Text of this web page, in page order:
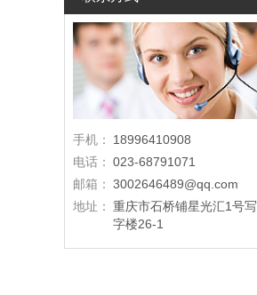
手机：
18996410908
电话： 023-68791071
邮箱： 3002646489@qq.com
地址： 重庆市石桥铺星光汇1号写
字楼26-1